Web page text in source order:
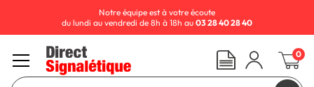
Notre équipe est à votre écoute
du lundi au vendredi de 8h à 18h au 03 28 40 28 40
0